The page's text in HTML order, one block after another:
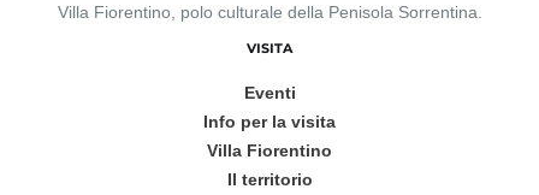
Villa Fiorentino, polo culturale della Penisola Sorrentina.
VISITA
Eventi
Info per la visita
Villa Fiorentino
Il territorio